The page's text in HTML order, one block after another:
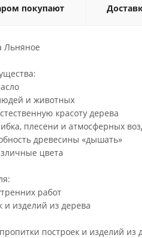
покупают
Льняное
и животных
красоту дерева
плесени и атмосферных
древесины «дышать»
цвета
работ
и изделий из дерева
построек и изделий из